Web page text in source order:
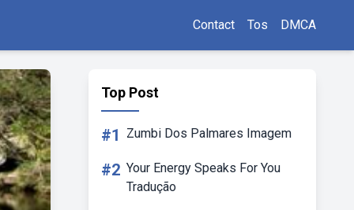
Contact Tos DMCA
Top Post
#1 Zumbi Dos Palmares Imagem
#2 Your Energy Speaks For You
Tradução